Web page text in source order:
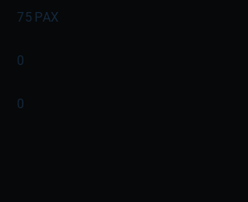
75 PAX
0
0